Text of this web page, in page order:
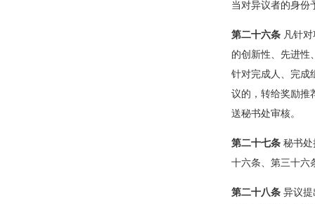
当对异议者的身份
第二十六条凡针对
的创新性、先进性
针对完成人、完成
议的，转给奖励推
送秘书处审核。
第二十七条秘书处
十六条、第三十六
第二十八条异议提